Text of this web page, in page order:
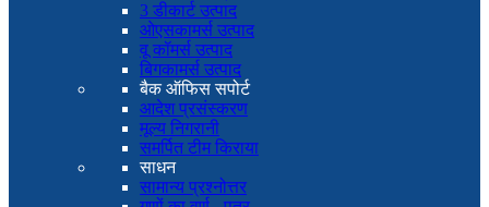
3 डीकार्ट उत्पाद
ओएसकामर्स उत्पाद
वू कॉमर्स उत्पाद
बिगकामर्स उत्पाद
बैक ऑफिस सपोर्ट
आदेश प्रसंस्करण
मूल्य निगरानी
समर्पित टीम किराया
साधन
सामान्य प्रश्नोत्तर